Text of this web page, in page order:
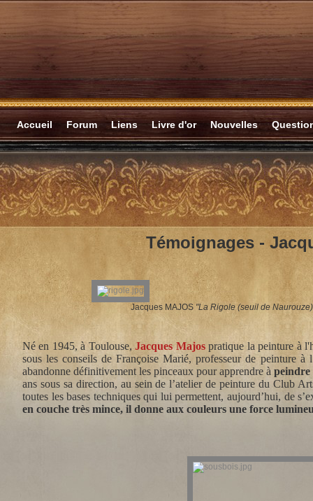
Accueil Forum Liens Livre d'or Nouvelles
Témoignages -
Jacques MAJOS "La Rigole (seuil de Naurouze)
Né en 1945, à Toulouse,Jacques Majospratique la peinture à
sous les conseils de Françoise Marié, professeur de peinture
abandonne définitivement les pinceaux pour apprendre à peindre
ans sous sa direction, au sein de l’atelier de peinture du Club
toutes les bases techniques qui lui permettent, aujourd’hui, de
en couche très mince, il donne aux couleurs une force